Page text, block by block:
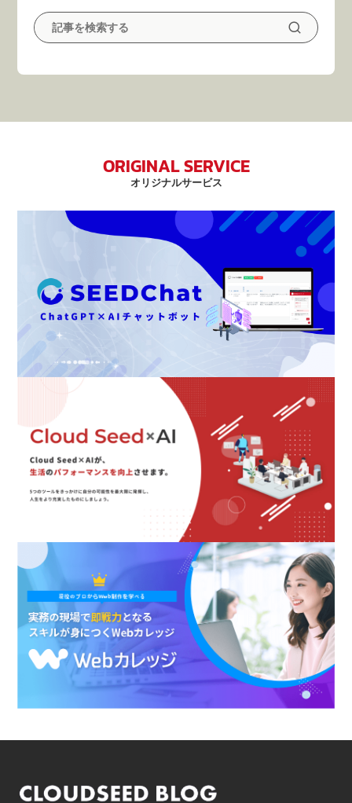
ORIGINAL SERVICE
オリジナルサービス